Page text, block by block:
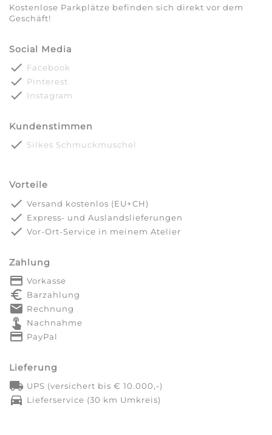
Kostenlose Parkplätze befinden sich direkt vor dem
Geschäft!
Social Media
done Facebook
done Pinterest
done Instagram
Kundenstimmen
done Silkes Schmuckmuschel
Vorteile
done Versand kostenlos (EU+CH)
done Express- und Auslandslieferungen
done Vor-Ort-Service in meinem Atelier
Zahlung
payment Vorkasse
euro_symbol Barzahlung
markunread Rechnung
touch_app Nachnahme
credit_card PayPal
Lieferung
local_shipping UPS (versichert bis € 10.000,-)
directions_car Lieferservice (30 km Umkreis)